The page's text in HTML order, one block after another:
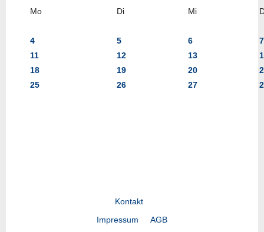
Mo Di Mi
4 5 6
7
11
12 13
18
19 20
25
26 27
Kontakt
Impressum
AGB